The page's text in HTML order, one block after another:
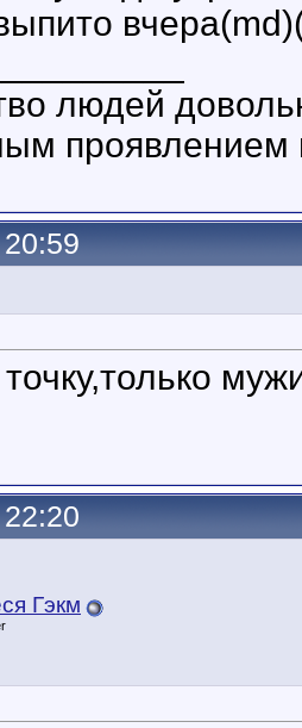
людей
проявлением
Гэкм